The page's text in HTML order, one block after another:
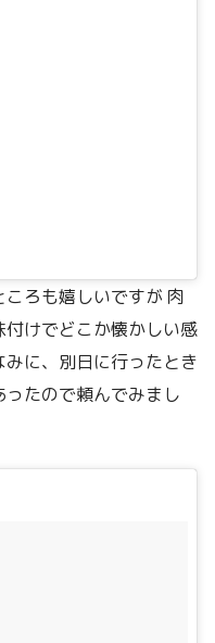
ろも嬉しいですが 肉
けでどこか懐かしい感
に、別日に行ったとき
たので頼んでみまし